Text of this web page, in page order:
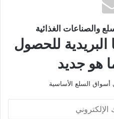
والصناعات الغذائية
البريدية للحصول
هو جديد
السلع الأساسية